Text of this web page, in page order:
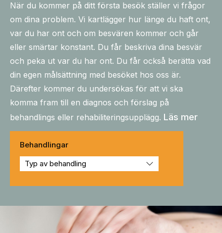
När du kommer på ditt första besök ställer vi frågor
om dina problem. Vi kartlägger hur länge du haft ont,
var du har ont och om besvären kommer och går
eller smärtar konstant. Du får beskriva dina besvär
och peka ut var du har ont. Du får också berätta vad
din egen målsättning med besöket hos oss är.
Därefter kommer du undersökas för att vi ska
komma fram till en diagnos och förslag på
behandlings eller rehabiliteringsupplägg. Läs mer
Behandlingar